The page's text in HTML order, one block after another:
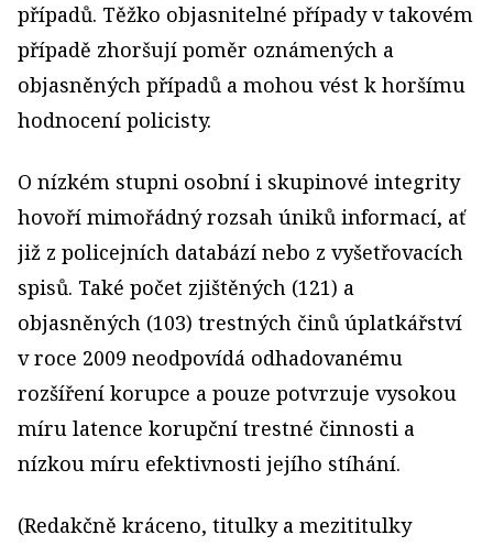
případů. Těžko objasnitelné případy v takovém
případě zhoršují poměr oznámených a
objasněných případů a mohou vést k horšímu
hodnocení policisty.
O nízkém stupni osobní i skupinové integrity
hovoří mimořádný rozsah úniků informací, ať
již z policejních databází nebo z vyšetřovacích
spisů. Také počet zjištěných (121) a
objasněných (103) trestných činů úplatkářství
v roce 2009 neodpovídá odhadovanému
rozšíření korupce a pouze potvrzuje vysokou
míru latence korupční trestné činnosti a
nízkou míru efektivnosti jejího stíhání.
(Redakčně kráceno, titulky a mezititulky